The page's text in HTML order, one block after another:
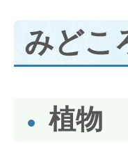
みどこ
植物